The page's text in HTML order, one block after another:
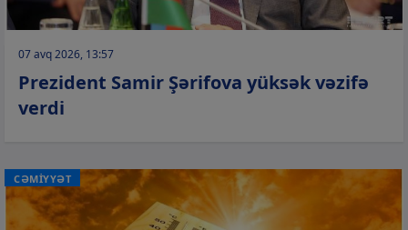
07 avq 2026, 13:57
Prezident Samir Şərifova yüksək vəzifə
verdi
CƏMİYYƏT